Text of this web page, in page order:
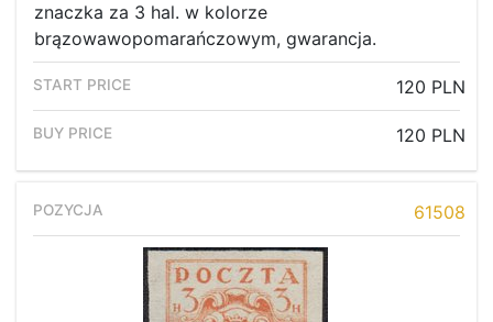
znaczka za 3 hal. w kolorze
brązowawopomarańczowym, gwarancja.
120 PLN
120 PLN
61508